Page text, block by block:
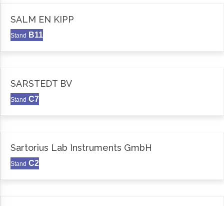
SALM EN KIPP
Stand B11
SARSTEDT BV
Stand C7
Sartorius Lab Instruments GmbH
Stand C2